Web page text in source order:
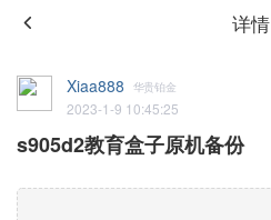
详情
Xiaa888 华贵铂金
2023-1-9 10:45:25
s905d2教育盒子原机备份